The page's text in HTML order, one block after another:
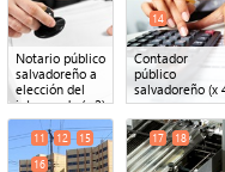
Notario público
salvadoreño a
elección del
interesado(x 2)
Contador
público
salvadoreño (x
14
11 12
15
16
17 18